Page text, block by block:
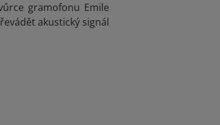
gramofonu Emile
akustický signál